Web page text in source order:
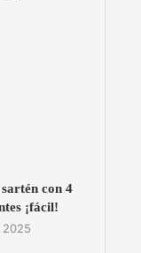
con 4
¡fácil!
2025